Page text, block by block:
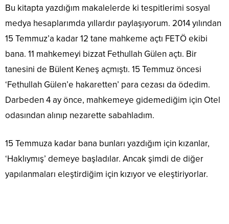
Bu kitapta yazdığım makalelerde ki tespitlerimi sosyal
medya hesaplarımda yıllardır paylaşıyorum. 2014 yılından
15 Temmuz’a kadar 12 tane mahkeme açtı FETÖ ekibi
bana. 11 mahkemeyi bizzat Fethullah Gülen açtı. Bir
tanesini de Bülent Keneş açmıştı. 15 Temmuz öncesi
‘Fethullah Gülen’e hakaretten’ para cezası da ödedim.
Darbeden 4 ay önce, mahkemeye gidemediğim için Otel
odasından alınıp nezarette sabahladım.
15 Temmuza kadar bana bunları yazdığım için kızanlar,
‘Haklıymış’ demeye başladılar. Ancak şimdi de diğer
yapılanmaları eleştirdiğim için kızıyor ve eleştiriyorlar.